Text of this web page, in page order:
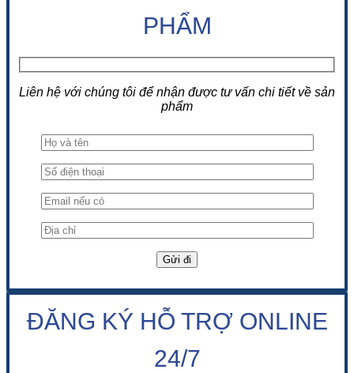
PHẨM
Liên hệ với chúng tôi để nhận được tư vấn chi tiết về sản
phẩm
ĐĂNG KÝ HỖ TRỢ ONLINE
24/7